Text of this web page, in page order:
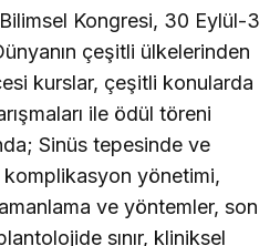
Kongresi, 30 Eylül-3
çeşitli ülkelerinden
kurslar, çeşitli konularda
ile ödül töreni
Sinüs tepesinde ve
komplikasyon yönetimi,
ve yöntemler, son
sınır, kliniksel